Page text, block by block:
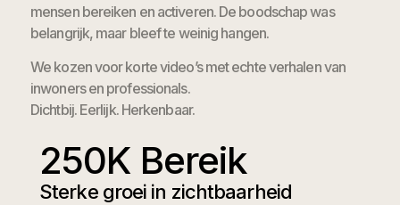
mensen bereiken en activeren. De boodschap was
belangrijk, maar bleef te weinig hangen.
We kozen voor korte video’s met echte verhalen van
inwoners en professionals.
Dichtbij. Eerlijk. Herkenbaar.
Sterke groei in zichtbaarheid
250K Bereik